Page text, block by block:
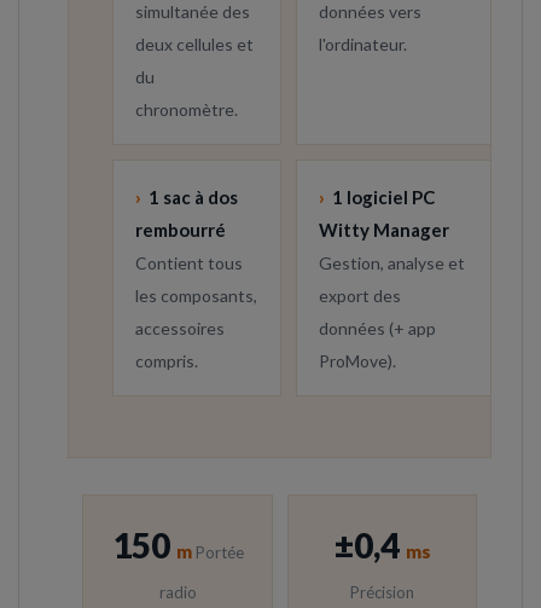
simultanée des
deux cellules et
du
chronomètre.
données vers
l'ordinateur.
› 1 sac à dos
rembourré
Contient tous
les composants,
accessoires
compris.
› 1 logiciel PC
Witty Manager
Gestion, analyse et
export des
données (+ app
ProMove).
150 m Portée
radio
±0,4 ms
Précision